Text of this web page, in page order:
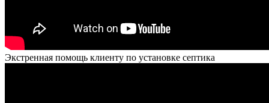
Экстренная помощь клиенту по установке септика